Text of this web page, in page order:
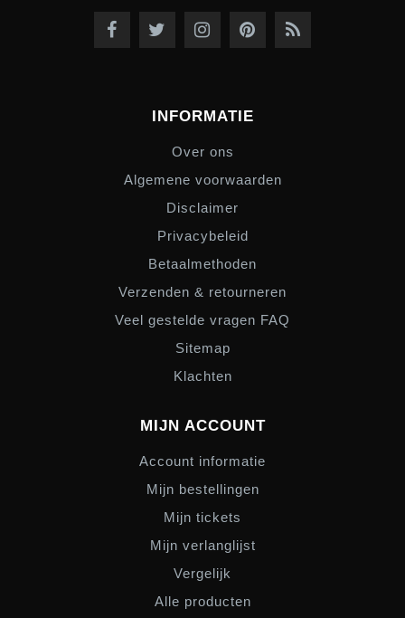
INFORMATIE
Over ons
Algemene voorwaarden
Disclaimer
Privacybeleid
Betaalmethoden
Verzenden & retourneren
Veel gestelde vragen FAQ
Sitemap
Klachten
MIJN ACCOUNT
Account informatie
Mijn bestellingen
Mijn tickets
Mijn verlanglijst
Vergelijk
Alle producten